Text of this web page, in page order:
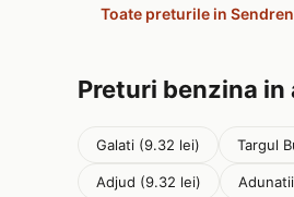
Toate preturile in
Preturi benzina in
Galati (9.32 lei) Targul
Adjud (9.32 lei)